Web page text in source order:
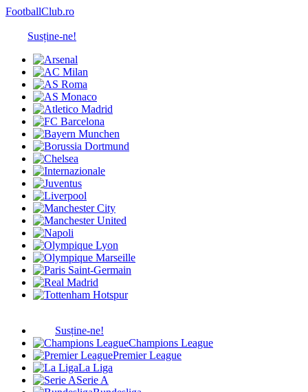
FootballClub.ro
Susține-ne!
Susține-ne!
Champions League
Premier League
La Liga
Serie A